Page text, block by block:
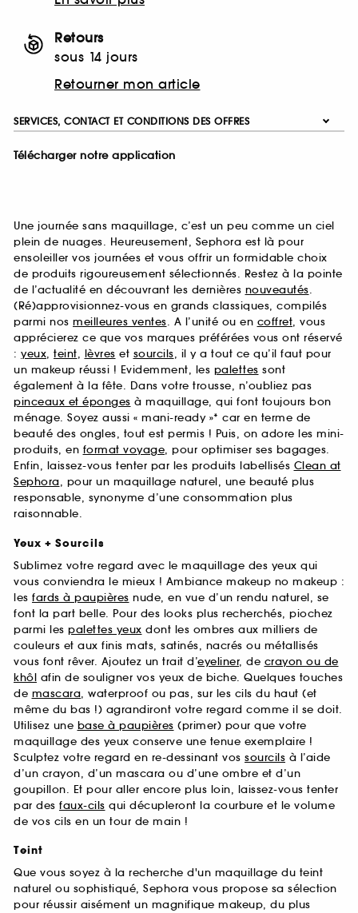
Retours
sous 14 jours
Retourner mon article
SERVICES, CONTACT ET CONDITIONS DES OFFRES
Télécharger notre application
Une journée sans maquillage, c’est un peu comme un ciel
plein de nuages. Heureusement, Sephora est là pour
ensoleiller vos journées et vous offrir un formidable choix
de produits rigoureusement sélectionnés. Restez à la pointe
de l’actualité en découvrant les dernières nouveautés.
(Ré)approvisionnez-vous en grands classiques, compilés
parmi nos meilleures ventes. A l’unité ou en coffret, vous
apprécierez ce que vos marques préférées vous ont réservé
: yeux, teint, lèvres et sourcils, il y a tout ce qu’il faut pour
un makeup réussi ! Evidemment, les palettes sont
également à la fête. Dans votre trousse, n’oubliez pas
pinceaux et éponges à maquillage, qui font toujours bon
ménage. Soyez aussi « mani-ready »* car en terme de
beauté des ongles, tout est permis ! Puis, on adore les mini-
produits, en format voyage, pour optimiser ses bagages.
Enfin, laissez-vous tenter par les produits labellisés Clean at
Sephora, pour un maquillage naturel, une beauté plus
responsable, synonyme d’une consommation plus
raisonnable.
Yeux + Sourcils
Sublimez votre regard avec le maquillage des yeux qui
vous conviendra le mieux ! Ambiance makeup no makeup :
les fards à paupières nude, en vue d’un rendu naturel, se
font la part belle. Pour des looks plus recherchés, piochez
parmi les palettes yeux dont les ombres aux milliers de
couleurs et aux finis mats, satinés, nacrés ou métallisés
vous font rêver. Ajoutez un trait d’eyeliner, de crayon ou de
khôl afin de souligner vos yeux de biche. Quelques touches
de mascara, waterproof ou pas, sur les cils du haut (et
même du bas !) agrandiront votre regard comme il se doit.
Utilisez une base à paupières (primer) pour que votre
maquillage des yeux conserve une tenue exemplaire !
Sculptez votre regard en re-dessinant vos sourcils à l’aide
d’un crayon, d’un mascara ou d’une ombre et d’un
goupillon. Et pour aller encore plus loin, laissez-vous tenter
par des faux-cils qui décupleront la courbure et le volume
de vos cils en un tour de main !
Teint
Que vous soyez à la recherche d'un maquillage du teint
naturel ou sophistiqué, Sephora vous propose sa sélection
pour réussir aisément un magnifique makeup, du plus